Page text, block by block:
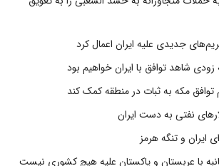
جدیدی علیه ایران اعمال کرد
شاهد توافق با ایران خواهیم بود
توافق مکه به ثبات در منطقه کمک کند
ایران و تنگه هرمز
با عربستان و پاکستان علیه هیچ کشوری نیست